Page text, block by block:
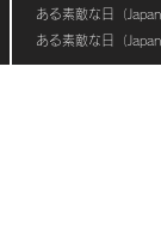
ある素敵な日（
ある素敵な日（